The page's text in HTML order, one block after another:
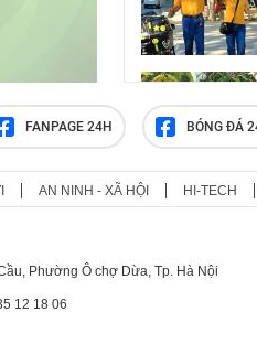
FANPAGE 24H BÓNG ĐÁ
AN NINH - XÃ HỘI HI-TECH
Phường Ô chợ Dừa, Tp. Hà Nội
12 18 06